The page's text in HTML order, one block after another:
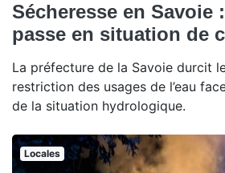
Sécheresse en Savoie
passe en situation de
La préfecture de la Savoie durcit
restriction des usages de l’eau
de la situation hydrologique.
Locales